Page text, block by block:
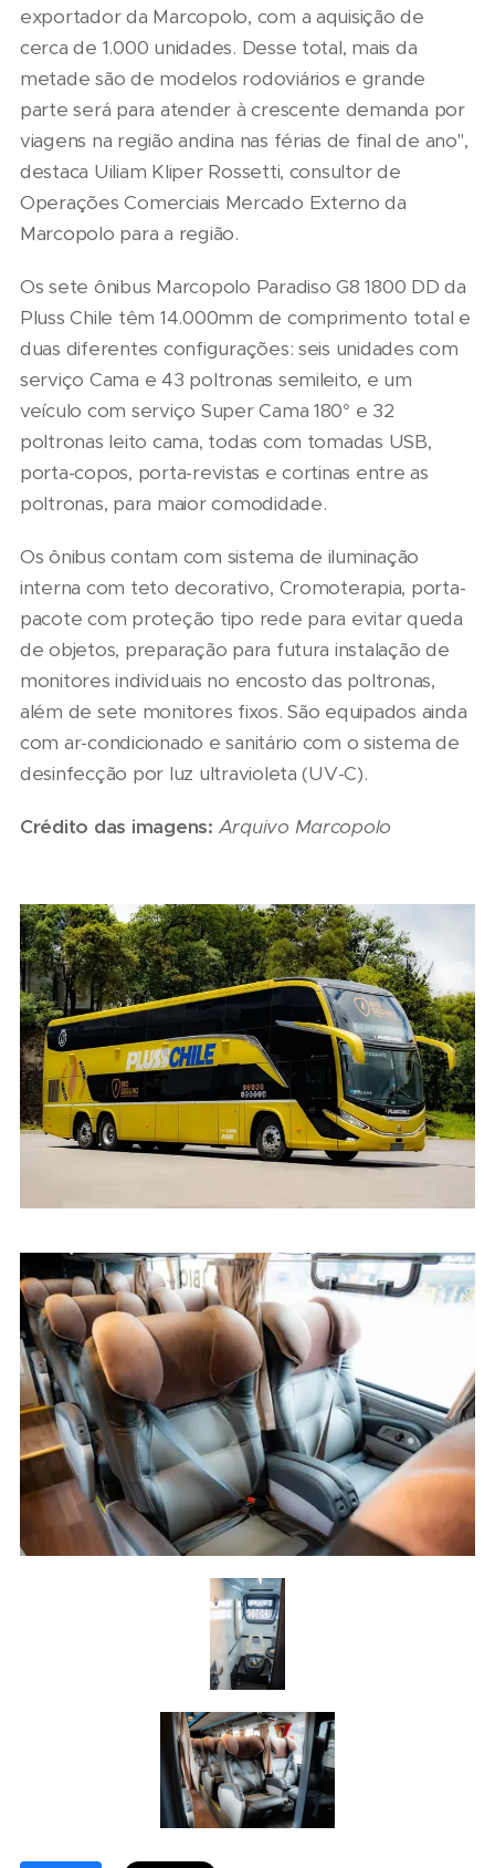
exportador da Marcopolo, com a aquisição de
cerca de 1.000 unidades. Desse total, mais da
metade são de modelos rodoviários e grande
parte será para atender à crescente demanda por
viagens na região andina nas férias de final de ano",
destaca Uiliam Kliper Rossetti, consultor de
Operações Comerciais Mercado Externo da
Marcopolo para a região.
Os sete ônibus Marcopolo Paradiso G8 1800 DD da
Pluss Chile têm 14.000mm de comprimento total e
duas diferentes configurações: seis unidades com
serviço Cama e 43 poltronas semileito, e um
veículo com serviço Super Cama 180° e 32
poltronas leito cama, todas com tomadas USB,
porta-copos, porta-revistas e cortinas entre as
poltronas, para maior comodidade.
Os ônibus contam com sistema de iluminação
interna com teto decorativo, Cromoterapia, porta-
pacote com proteção tipo rede para evitar queda
de objetos, preparação para futura instalação de
monitores individuais no encosto das poltronas,
além de sete monitores fixos. São equipados ainda
com ar-condicionado e sanitário com o sistema de
desinfecção por luz ultravioleta (UV-C).
Crédito das imagens: Arquivo Marcopolo